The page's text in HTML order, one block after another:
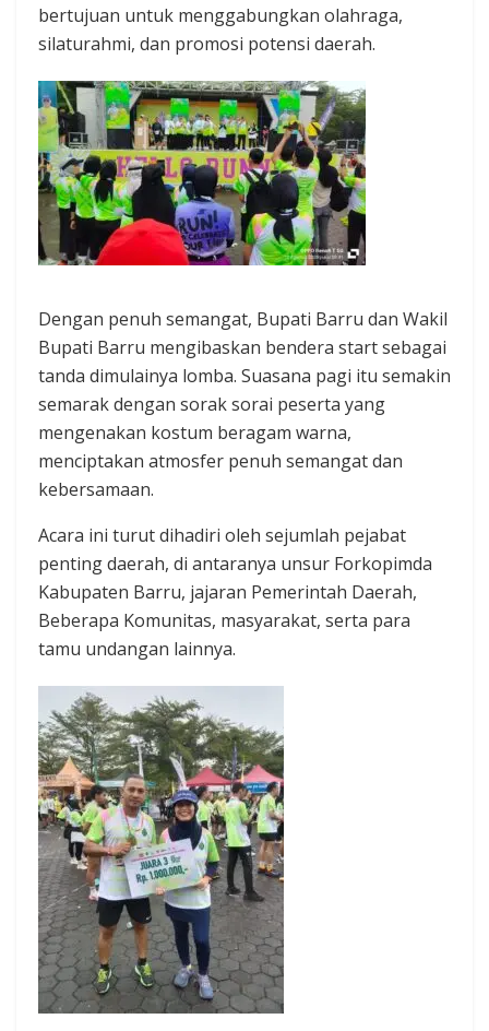
bertujuan untuk menggabungkan olahraga,
silaturahmi, dan promosi potensi daerah.
Dengan penuh semangat, Bupati Barru dan Wakil
Bupati Barru mengibaskan bendera start sebagai
tanda dimulainya lomba. Suasana pagi itu semakin
semarak dengan sorak sorai peserta yang
mengenakan kostum beragam warna,
menciptakan atmosfer penuh semangat dan
kebersamaan.
Acara ini turut dihadiri oleh sejumlah pejabat
penting daerah, di antaranya unsur Forkopimda
Kabupaten Barru, jajaran Pemerintah Daerah,
Beberapa Komunitas, masyarakat, serta para
tamu undangan lainnya.